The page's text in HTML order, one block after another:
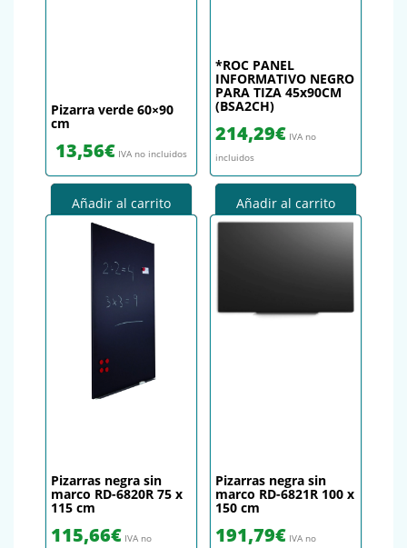
Pizarra verde 60×90
cm
13,56€ IVA no incluidos
Añadir al carrito
*ROC PANEL
INFORMATIVO NEGRO
PARA TIZA 45x90CM
(BSA2CH)
214,29€ IVA no
incluidos
Añadir al carrito
Pizarras negra sin
marco RD-6820R 75 x
115 cm
115,66€ IVA no
Pizarras negra sin
marco RD-6821R 100 x
150 cm
191,79€ IVA no